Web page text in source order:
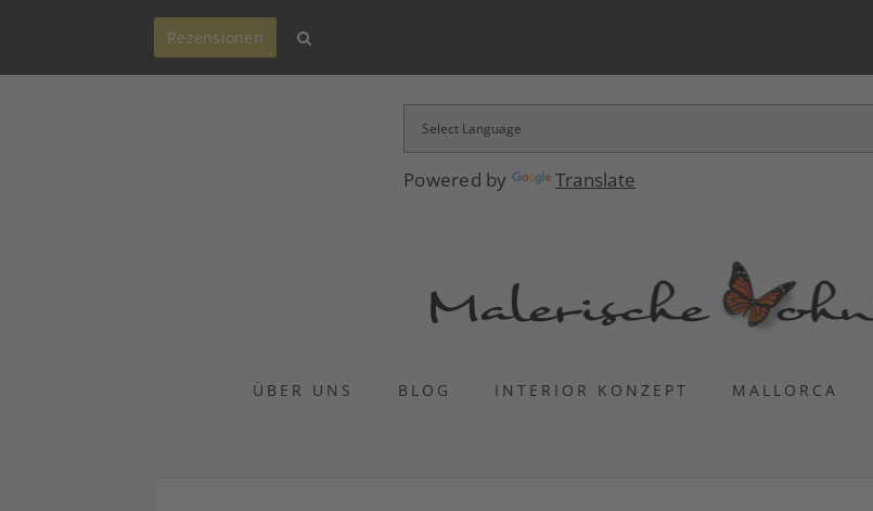
Powered by Translate
Rezensionen
ÜBER UNS BLOG INTERIOR KONZEPT MALLORCA